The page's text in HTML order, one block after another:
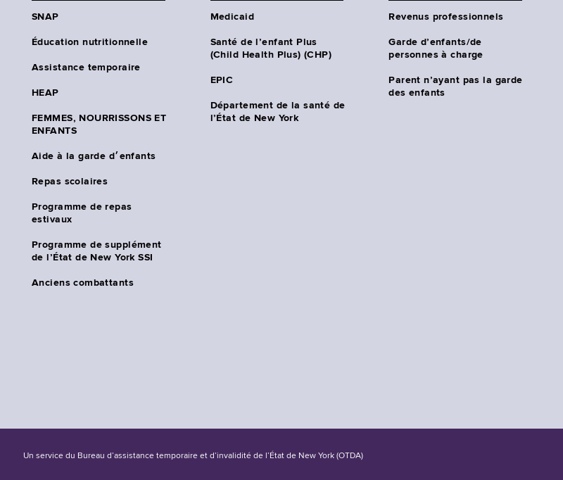
SNAP
Éducation nutritionnelle
Assistance temporaire
HEAP
FEMMES, NOURRISSONS ET
ENFANTS
Aide à la garde d׳enfants
Repas scolaires
Programme de repas
estivaux
Programme de supplément
de l’État de New York SSI
Anciens combattants
Medicaid
Santé de l’enfant Plus
(Child Health Plus) (CHP)
EPIC
Département de la santé de
l’État de New York
Revenus professionnels
Garde d’enfants/de
personnes à charge
Parent n’ayant pas la garde
des enfants
Un service du Bureau d’assistance temporaire et d’invalidité de l’État de New York (OTDA)